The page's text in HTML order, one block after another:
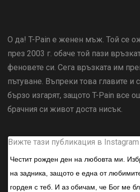
О да! T-Pain е женен мъж. Той се
през 2003 г. обаче той пази
феновете си. Сега връзката им
пътуване. Въпреки това главите и
бързо изгарят, защото T-Pain все
брачния си живот доста нисък.
Вижте тази публикация в Instagram
Честит рожден ден на любовта ми.
на задника, защото е една от
гордея с теб. И аз обичам, че Бог ме